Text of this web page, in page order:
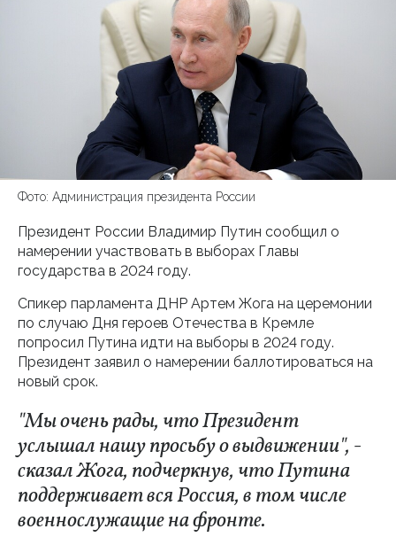
Фото: Администрация президента России
Президент России Владимир Путин сообщил о
намерении участвовать в выборах Главы
государства в 2024 году.
Спикер парламента ДНР Артем Жога на церемонии
по случаю Дня героев Отечества в Кремле
попросил Путина идти на выборы в 2024 году.
Президент заявил о намерении баллотироваться на
новый срок.
"Мы очень рады, что Президент
услышал нашу просьбу о выдвижении", -
сказал Жога, подчеркнув, что Путина
поддерживает вся Россия, в том числе
военнослужащие на фронте.